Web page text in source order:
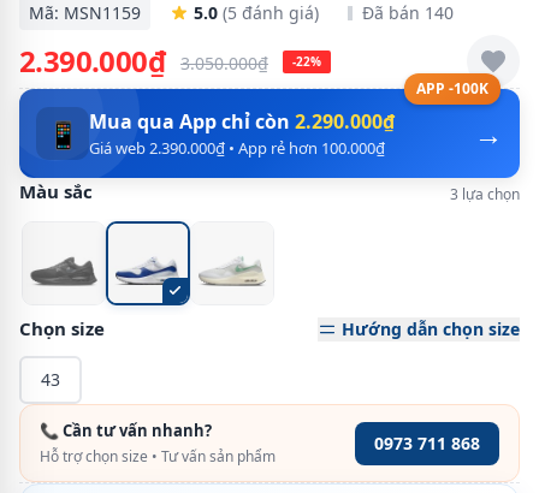
Mã: MSN1159 5.0 (5 đánh giá) Đã bán 140
2.390.000₫ 3.050.000₫ -22%
APP -100K
→
📱 Mua qua App chỉ còn 2.290.000₫
Giá web 2.390.000₫ • App rẻ hơn 100.000₫
Màu sắc 3 lựa chọn
Chọn size Hướng dẫn chọn size
43
📞 Cần tư vấn nhanh?
Hỗ trợ chọn size • Tư vấn sản phẩm
0973 711 868